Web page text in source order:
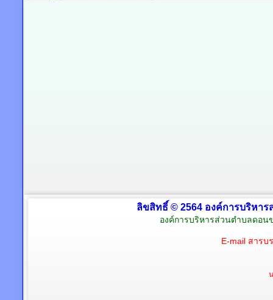
ลิขสิทธิ์ © 2564 องค์การบริหา
องค์การบริหารส่วนตำบลดอน
E-mail สาร